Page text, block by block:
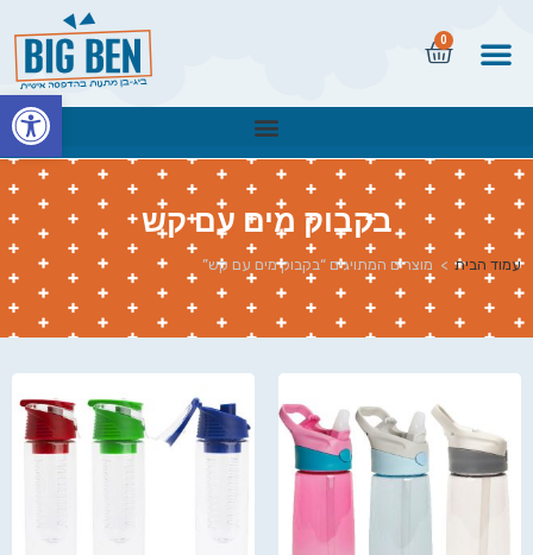
0
בקבוק מים עם קש
עמוד הבית > מוצרים המתויגים “בקבוק מים עם קש”